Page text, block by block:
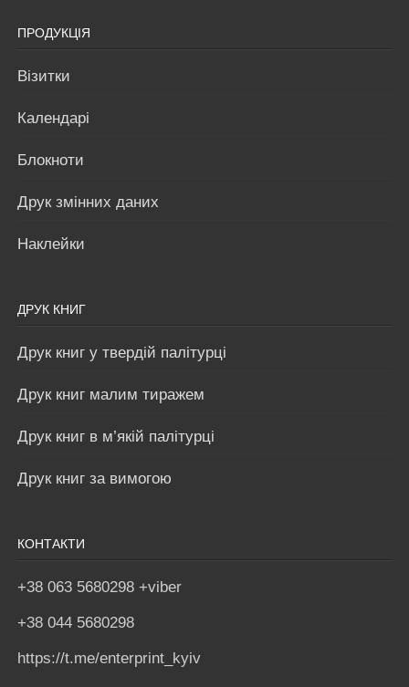
ПРОДУКЦІЯ
Візитки
Календарі
Блокноти
Друк змінних даних
Наклейки
ДРУК КНИГ
Друк книг у твердій палітурці
Друк книг малим тиражем
Друк книг в м’якій палітурці
Друк книг за вимогою
КОНТАКТИ
+38 063 5680298 +viber
+38 044 5680298
https://t.me/enterprint_kyiv